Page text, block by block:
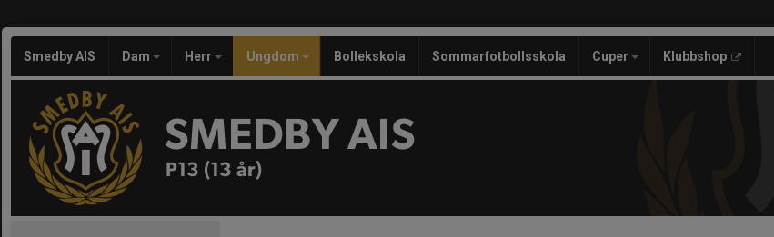
Smedby AIS Dam Herr Ungdom Bollekskola Sommarfotbollsskola Cuper Klubbshop
SMEDBY AIS
P13 (13 år)